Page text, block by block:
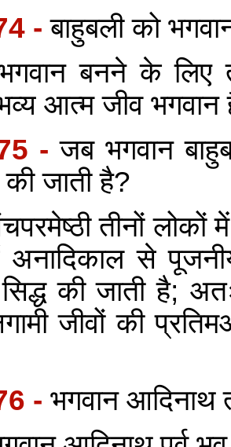
-बाहुबली को
बनने के लिए
आत्म जीव भगवान
-जब भगवान
जाती है?
तीनों
अनादिकाल से
की जाती है;
जीवों की
- भगवान आदिनाथ